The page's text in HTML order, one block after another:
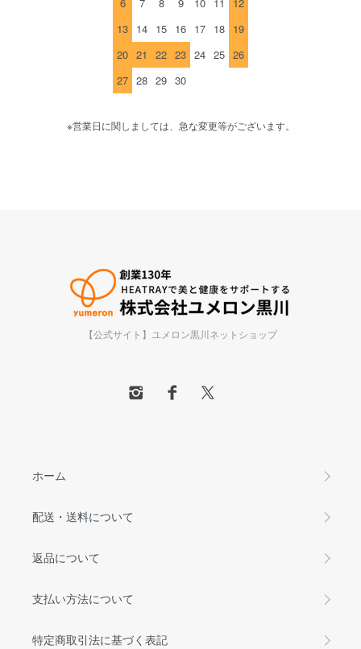
6
7 8 9 10 11
12
13 14 15 16 17 18 19
20 21 22 23 24 25 26
27 28 29 30
※営業日に関しましては、急な変更等がございます。
【公式サイト】ユメロン黒川ネットショップ
ホーム
配送・送料について
返品について
支払い方法について
特定商取引法に基づく表記